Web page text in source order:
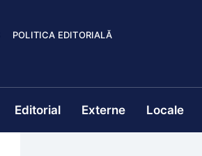
POLITICA EDITORIALĂ
Editorial Externe Locale